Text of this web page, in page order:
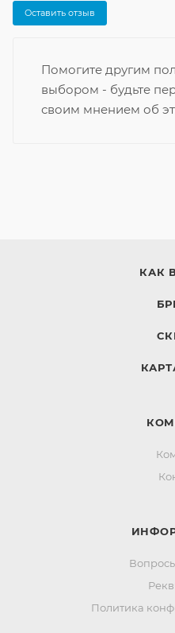
Оставить отзыв
Помогите другим
выбором - будьте
своим мнением об
КАК
Политика